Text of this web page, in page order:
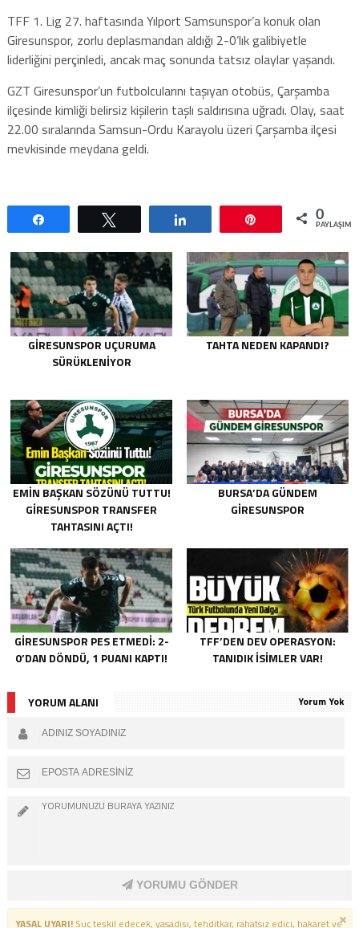
TFF 1. Lig 27. haftasında Yılport Samsunspor’a konuk olan
Giresunspor, zorlu deplasmandan aldığı 2-0’lık galibiyetle
liderliğini perçinledi, ancak maç sonunda tatsız olaylar yaşandı.
GZT Giresunspor’un futbolcularını taşıyan otobüs, Çarşamba
ilçesinde kimliği belirsiz kişilerin taşlı saldırısına uğradı. Olay, saat
22.00 sıralarında Samsun-Ordu Karayolu üzeri Çarşamba ilçesi
mevkisinde meydana geldi.
0
GIRESUNSPOR UÇURUMA
SÜRÜKLENIYOR
TAHTA NEDEN KAPANDI?
EMIN BAŞKAN SÖZÜNÜ TUTTU!
GIRESUNSPOR TRANSFER
TAHTASINI AÇTI!
BURSA’DA GÜNDEM
GIRESUNSPOR
GIRESUNSPOR PES ETMEDI: 2-
0’DAN DÖNDÜ, 1 PUANI KAPTI!
TFF’DEN DEV OPERASYON:
TANIDIK İSIMLER VAR!
YORUM ALANI Yorum Yok
YORUMU GÖNDER
YASAL UYARI!Suç teşkil edecek, yasadışı, tehditkar, rahatsız edici, hakaret ve